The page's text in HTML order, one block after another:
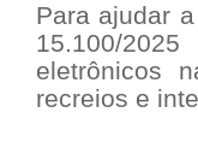
Para ajudar
15.100/
eletrônicos
recreios e